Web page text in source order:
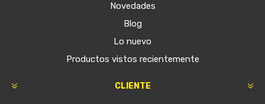
Novedades
Blog
Lo nuevo
Productos vistos recientemente
CLIENTE